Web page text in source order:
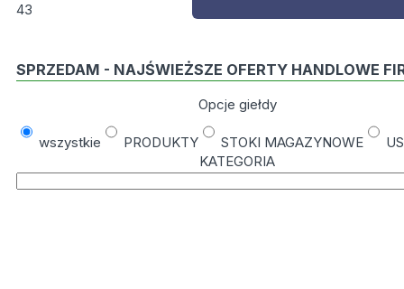
43
SPRZEDAM - NAJŚWIEŻSZE OFERTY HANDLOWE
Opcje giełdy
wszystkie PRODUKTY STOKI MAGAZYNOWE
KATEGORIA